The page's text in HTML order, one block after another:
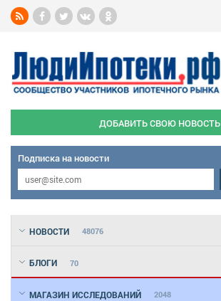
ДОБАВИТЬ СВОЮ НОВОСТЬ
Подписка на новости
НОВОСТИ 48076
БЛОГИ 70
МАГАЗИН ИССЛЕДОВАНИЙ 2048